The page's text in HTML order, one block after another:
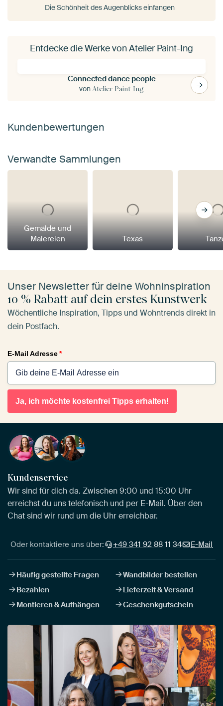
Die Schönheit des Augenblicks einfangen
Entdecke die Werke von Atelier Paint-Ing
Connected dance people
von Atelier Paint-Ing
Kundenbewertungen
Verwandte Sammlungen
Gemälde und
Malereien
Texas
Unser Newsletter für deine Wohninspiration
10 % Rabatt auf dein erstes Kunstwerk
Wöchentliche Inspiration, Tipps und Wohntrends direkt in
dein Postfach.
E-Mail Adresse*
Ja, ich möchte kostenfrei Tipps erhalten!
Kundenservice
Wir sind für dich da. Zwischen 9:00 und 15:00 Uhr
erreichst du uns telefonisch und per E-Mail. Über den
Chat sind wir rund um die Uhr erreichbar.
Oder kontaktiere uns über: +49 341 92 88 11 34 E-Mail
Häufig gestellte Fragen
Wandbilder bestellen
Bezahlen
Lieferzeit & Versand
Montieren & Aufhängen
Geschenkgutschein